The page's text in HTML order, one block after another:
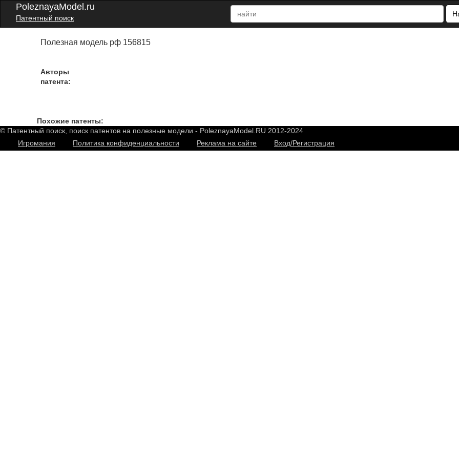
PoleznayaModel.ru
Патентный поиск
Полезная модель рф 156815
Авторы
патента:
Похожие патенты:
© Патентный поиск, поиск патентов на полезные модели - PoleznayaModel.RU 2012-2024
Игромания
Политика конфиденциальности Реклама на сайте Вход/Регистрация